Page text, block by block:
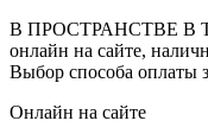
В ПРОСТРАНСТВЕ В
онлайн на сайте,
Выбор способа оплаты
Онлайн на сайте